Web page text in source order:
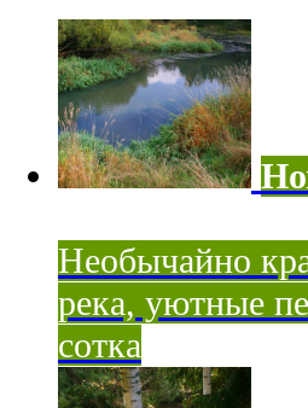
Необычайно
река, уютные
сотка